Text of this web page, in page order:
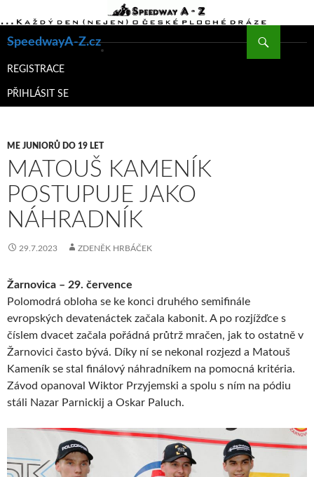
SpeedwayA-Z.cz
K
WEBU
REGISTRACE
PŘIHLÁSIT SE
ME JUNIORŮ DO 19 LET
MATOUŠ KAMENÍK
POSTUPUJE JAKO
NÁHRADNÍK
29.7.2023 ZDENĚK HRBÁČEK
Žarnovica – 29. července
Polomodrá obloha se ke konci druhého semifinále
evropských devatenáctek začala kabonit. A po rozjížďce s
číslem dvacet začala pořádná průtrž mračen, jak to ostatně v
Žarnovici často bývá. Díky ní se nekonal rozjezd a Matouš
Kameník se stal finálový náhradníkem na pomocná kritéria.
Závod opanoval Wiktor Przyjemski a spolu s ním na pódiu
stáli Nazar Parnickij a Oskar Paluch.